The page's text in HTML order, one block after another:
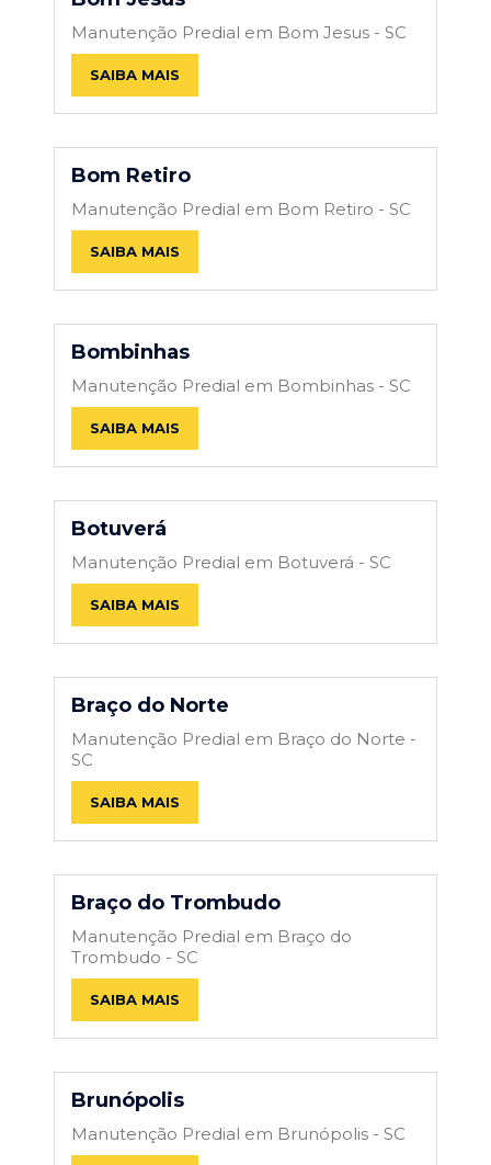
Manutenção Predial em Bom Jesus - SC
SAIBA MAIS
Bom Retiro
Manutenção Predial em Bom Retiro - SC
SAIBA MAIS
Bombinhas
Manutenção Predial em Bombinhas - SC
SAIBA MAIS
Botuverá
Manutenção Predial em Botuverá - SC
SAIBA MAIS
Braço do Norte
Manutenção Predial em Braço do Norte -
SC
SAIBA MAIS
Braço do Trombudo
Manutenção Predial em Braço do
Trombudo - SC
SAIBA MAIS
Brunópolis
Manutenção Predial em Brunópolis - SC